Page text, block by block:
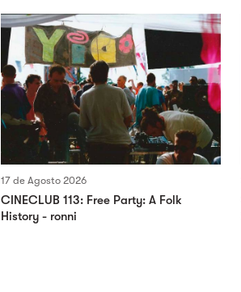
17 de Agosto 2026
CINECLUB 113: Free Party: A Folk
History - ronni